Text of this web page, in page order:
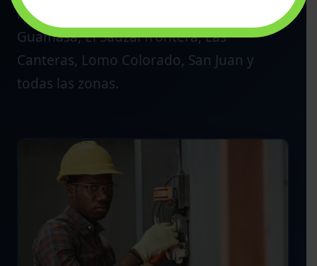
Mesa del Mar, El Pris, Agua García,
Guamasa, El Sauzal frontera, Las
Canteras, Lomo Colorado, San Juan y
todas las zonas.